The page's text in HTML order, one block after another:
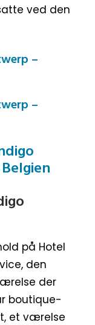
ved den
på Hotel
den
der
boutique-
et værelse